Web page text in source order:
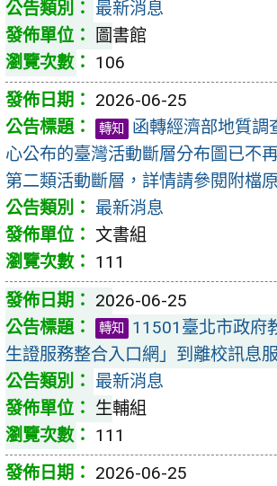
最新消息
圖書館
106
2026-06-25
轉知
函轉經濟部地質調
心公布的臺灣活動斷層分布圖已不
第二類活動斷層，詳情請參閱附檔
最新消息
文書組
111
2026-06-25
轉知
11501臺北市政府
生證服務整合入口網」到離校訊息
最新消息
生輔組
111
2026-06-25